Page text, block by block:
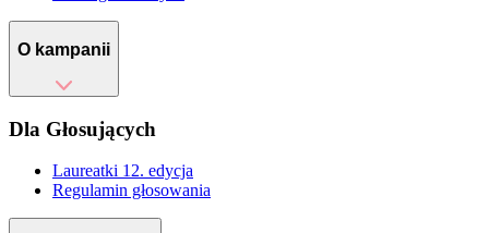
O kampanii
Dla Głosujących
Laureatki 12. edycja
Regulamin głosowania